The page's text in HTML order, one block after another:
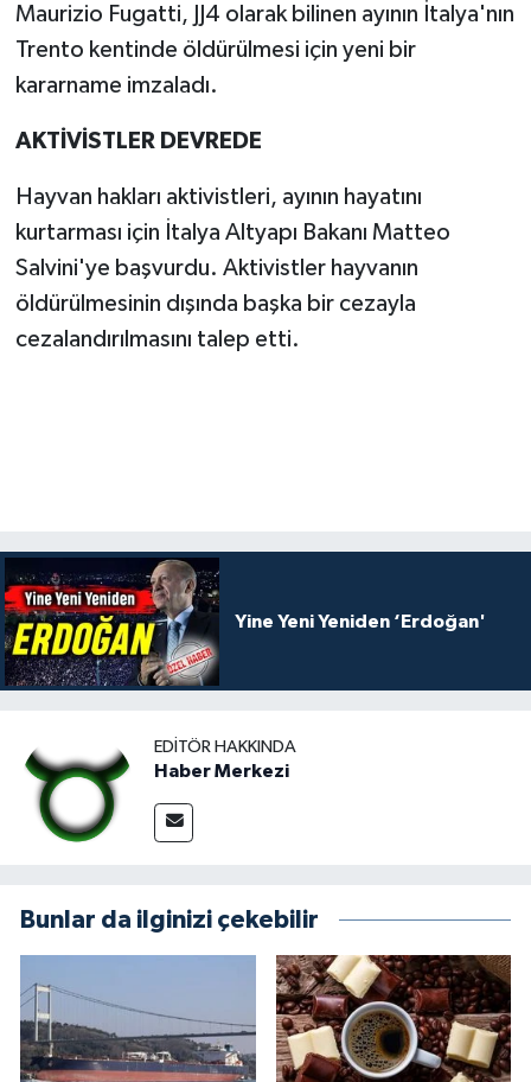
Maurizio Fugatti, JJ4 olarak bilinen ayının İtalya'nın
Trento kentinde öldürülmesi için yeni bir
kararname imzaladı.
AKTİVİSTLER DEVREDE
Hayvan hakları aktivistleri, ayının hayatını
kurtarması için İtalya Altyapı Bakanı Matteo
Salvini'ye başvurdu. Aktivistler hayvanın
öldürülmesinin dışında başka bir cezayla
cezalandırılmasını talep etti.
Yine Yeni Yeniden ‘Erdoğan'
EDITÖR HAKKINDA
Haber Merkezi
Bunlar da ilginizi çekebilir